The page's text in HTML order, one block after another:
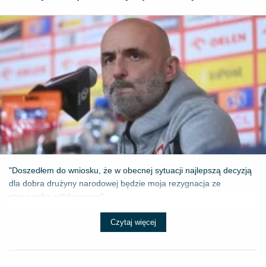
"Doszedłem do wniosku, że w obecnej sytuacji najlepszą decyzją
dla dobra drużyny narodowej będzie moja rezygnacja ze
stanowiska selekcjonera" - ...
Czytaj więcej